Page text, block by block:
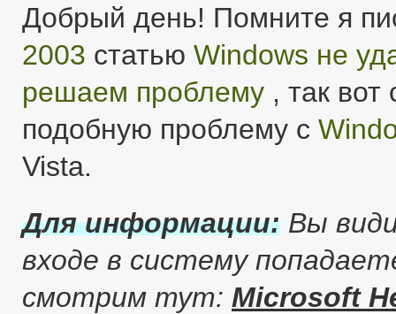
Добрый день! Помните я
2003 статью Windows не
решаем проблему , так
подобную проблему с
Vista.
Для информации: Вы
входе в систему
смотрим тут: Microsoft